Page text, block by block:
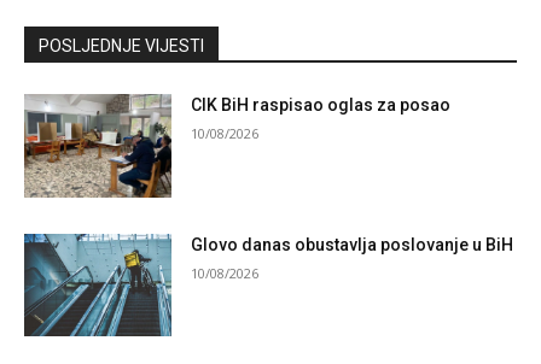
Kontaktirajte nas
POSLJEDNJE VIJESTI
CIK BiH raspisao oglas za posao
10/08/2026
Glovo danas obustavlja poslovanje u BiH
10/08/2026